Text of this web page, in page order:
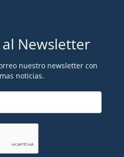
Newsletter
nuestro newsletter con
noticias.